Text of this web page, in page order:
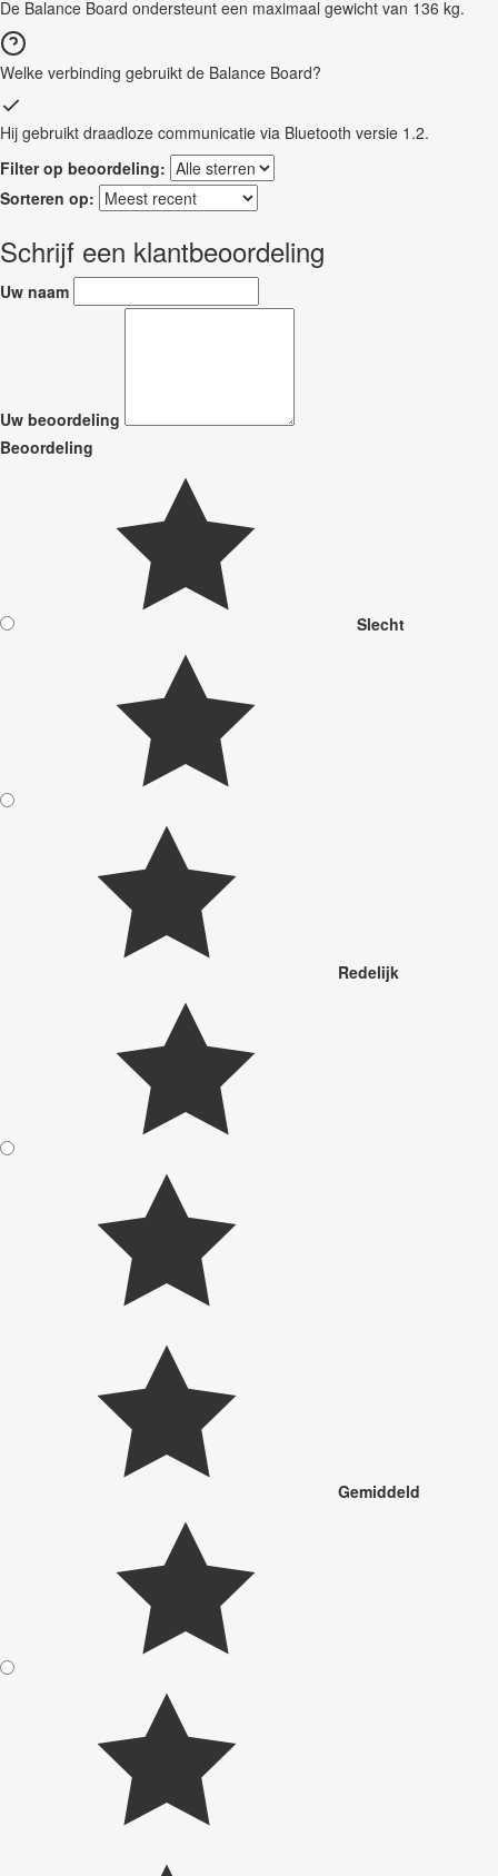
De Balance Board ondersteunt een maximaal gewicht van 136 kg.
Welke verbinding gebruikt de Balance Board?
Hij gebruikt draadloze communicatie via Bluetooth versie 1.2.
Filter op beoordeling:
Sorteren op:
Schrijf een klantbeoordeling
Uw naam
Uw beoordeling
Beoordeling
Slecht
Redelijk
Gemiddeld